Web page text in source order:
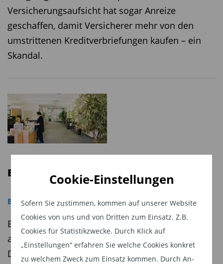
Cookie-Einstellungen
Sofern Sie zustimmen, kommen auf unserer Website
Cookies von uns und von Dritten zum Einsatz. Z.B.
Cookies für Statistikzwecke. Durch Klick auf
„Einstellungen“ erfahren Sie welche Cookies konkret
zu welchem Zweck zum Einsatz kommen. Durch An-
Versicherungsaufsicht hat sogar Anreize
geschaffen, damit Versicherer mehr von den
umstrittenen Kreditverbriefungen kaufen – ein
Skandal.
Bankkunden zahlen für Basel III
Basel III,Regulierung
Banken können höhere Kosten auf Kunden
abwälzen. Immobilienboom hilft bei
Durchsetzung höherer Margen.